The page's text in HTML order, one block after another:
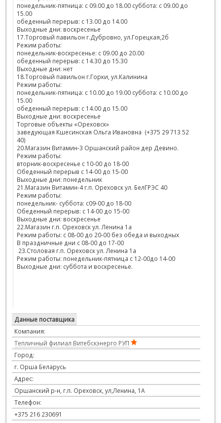
понедельник-пятница: с 09.00 до 18.00 суббота: с 09.00 до
15.00
обеденный перерыв: с 13.00 до 14.00
Выходные дни: воскресенье
17.Торговый павильон г.Дубровно, ул.Горецкая,2б
Режим работы:
понедельник-воскресенье: с 09.00 до 20.00
обеденный перерыв: с 14.30 до 15.30
Выходные дни: нет
18.Торговый павильон г.Горки, ул.Калинина
Режим работы:
понедельник-пятница: с 10.00 до 19.00 суббота: с 10.00 до
15.00
обеденный перерыв: с 14.00 до 15.00
Выходные дни: воскресенье
Торговые объекты «Ореховск»
заведующая Кшесинская Ольга Ивановна (+375 29 713 52
40)
20.Магазин Витамин-3 Оршанский район дер Девино.
Режим работы:
вторник-воскресенье с 10-00 до 18-00
Обеденный перерыв с 14-00 до 15-00
Выходные дни: понедельник
21.Магазин Витамин-4 г.п. Ореховск ул. БелГРЭС 40
Режим работы:
понедельник- суббота: с09-00 до 18-00
Обеденный перерыв: с 14-00 до 15-00
Выходные дни: воскресенье
22.Магазин г.п. Ореховск ул. Ленина 1а
Режим работы: с 08-00 до 20-00 без обеда и выходных
В праздничные дни с 08-00 до 17-00
23.Столовая г.п. Ореховск ул. Ленина 1а
Режим работы: понедельник-пятница с 12-00до 14-00
Выходные дни: суббота и воскресенье.
Данные поставщика
Компания:
Тепличный филиал Витебскэнерго РУП
Город:
г. Орша Беларусь
Адрес:
Оршанский р-н, г.п. Ореховск, ул,Ленина, 1А
Телефон:
+375 216 230691